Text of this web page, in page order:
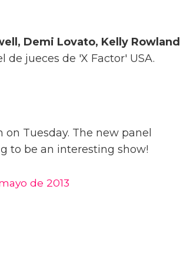
Demi Lovato, Kelly Rowland
jueces de 'X Factor' USA.
Tuesday. The new panel
to be an interesting show!
de 2013